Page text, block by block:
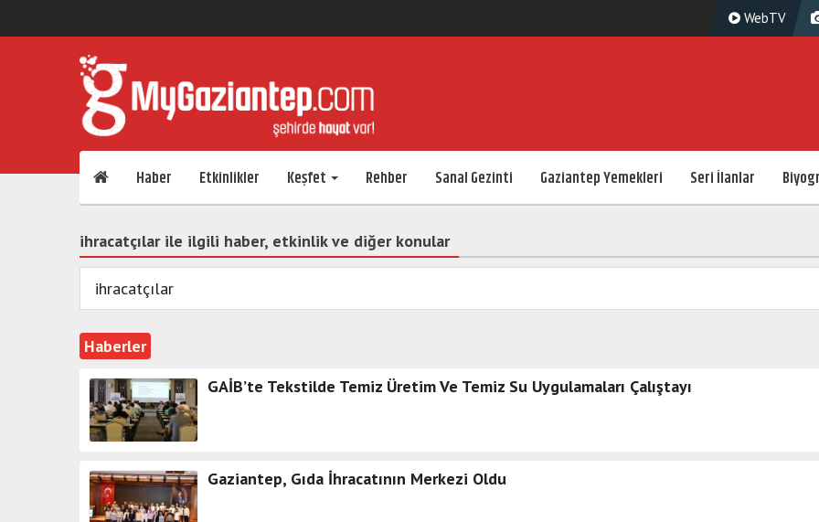
WebTV
Haber Etkinlikler Keşfet Rehber Sanal Gezinti Gaziantep Yemekleri Seri İlanlar
ihracatçılar ile ilgili haber, etkinlik ve diğer konular
Haberler
GAİB’te Tekstilde Temiz Üretim Ve Temiz Su Uygulamaları Çalıştayı
Gaziantep, Gıda İhracatının Merkezi Oldu